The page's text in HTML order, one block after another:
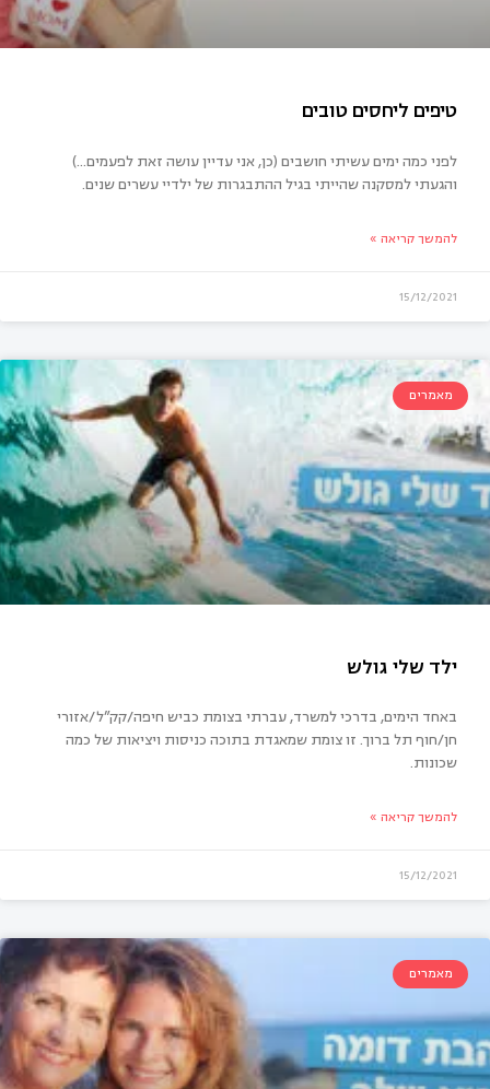
ליחסים טובים
לפני כמה ימים עשיתי חושבים (כן, אני עדיין עושה זאת לפעמים…)
והגעתי למסקנה שהייתי בגיל ההתבגרות של ילדיי עשרים שנים.
להמשך קריאה »
15/12/2021
מאמרים
שלי גולש
באחד הימים, בדרכי למשרד, עברתי בצומת כביש חיפה/קק”ל/אזורי
חן/חוף תל ברוך. זו צומת שמאגדת בתוכה כניסות ויציאות של כמה
שכונות.
להמשך קריאה »
15/12/2021
מאמרים